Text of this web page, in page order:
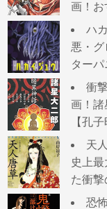
画！お
ハ
悪・グ
ター
衝
画！諸
【孔
天
史上
た衝撃
恐